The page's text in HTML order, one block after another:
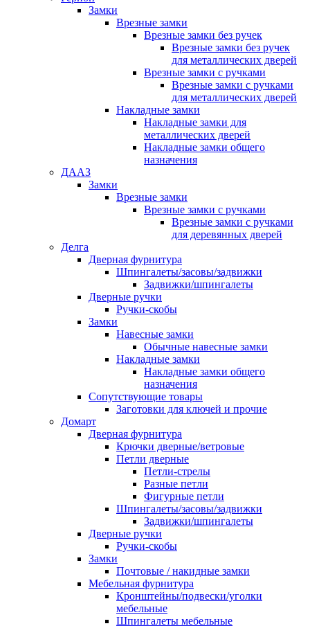
Замки
Врезные замки
Врезные замки без ручек
Врезные замки без ручек
для металлических дверей
Врезные замки с ручками
Врезные замки с ручками
для металлических дверей
Накладные замки
Накладные замки для
металлических дверей
Накладные замки общего
назначения
ДААЗ
Замки
Врезные замки
Врезные замки с ручками
Врезные замки с ручками
для деревянных дверей
Делга
Дверная фурнитура
Шпингалеты/засовы/задвижки
Задвижки/шпингалеты
Дверные ручки
Ручки-скобы
Замки
Навесные замки
Обычные навесные замки
Накладные замки
Накладные замки общего
назначения
Сопутствующие товары
Заготовки для ключей и прочие
Домарт
Дверная фурнитура
Крючки дверные/ветровые
Петли дверные
Петли-стрелы
Разные петли
Фигурные петли
Шпингалеты/засовы/задвижки
Задвижки/шпингалеты
Дверные ручки
Ручки-скобы
Замки
Почтовые / накидные замки
Мебельная фурнитура
Кронштейны/подвески/уголки
мебельные
Шпингалеты мебельные